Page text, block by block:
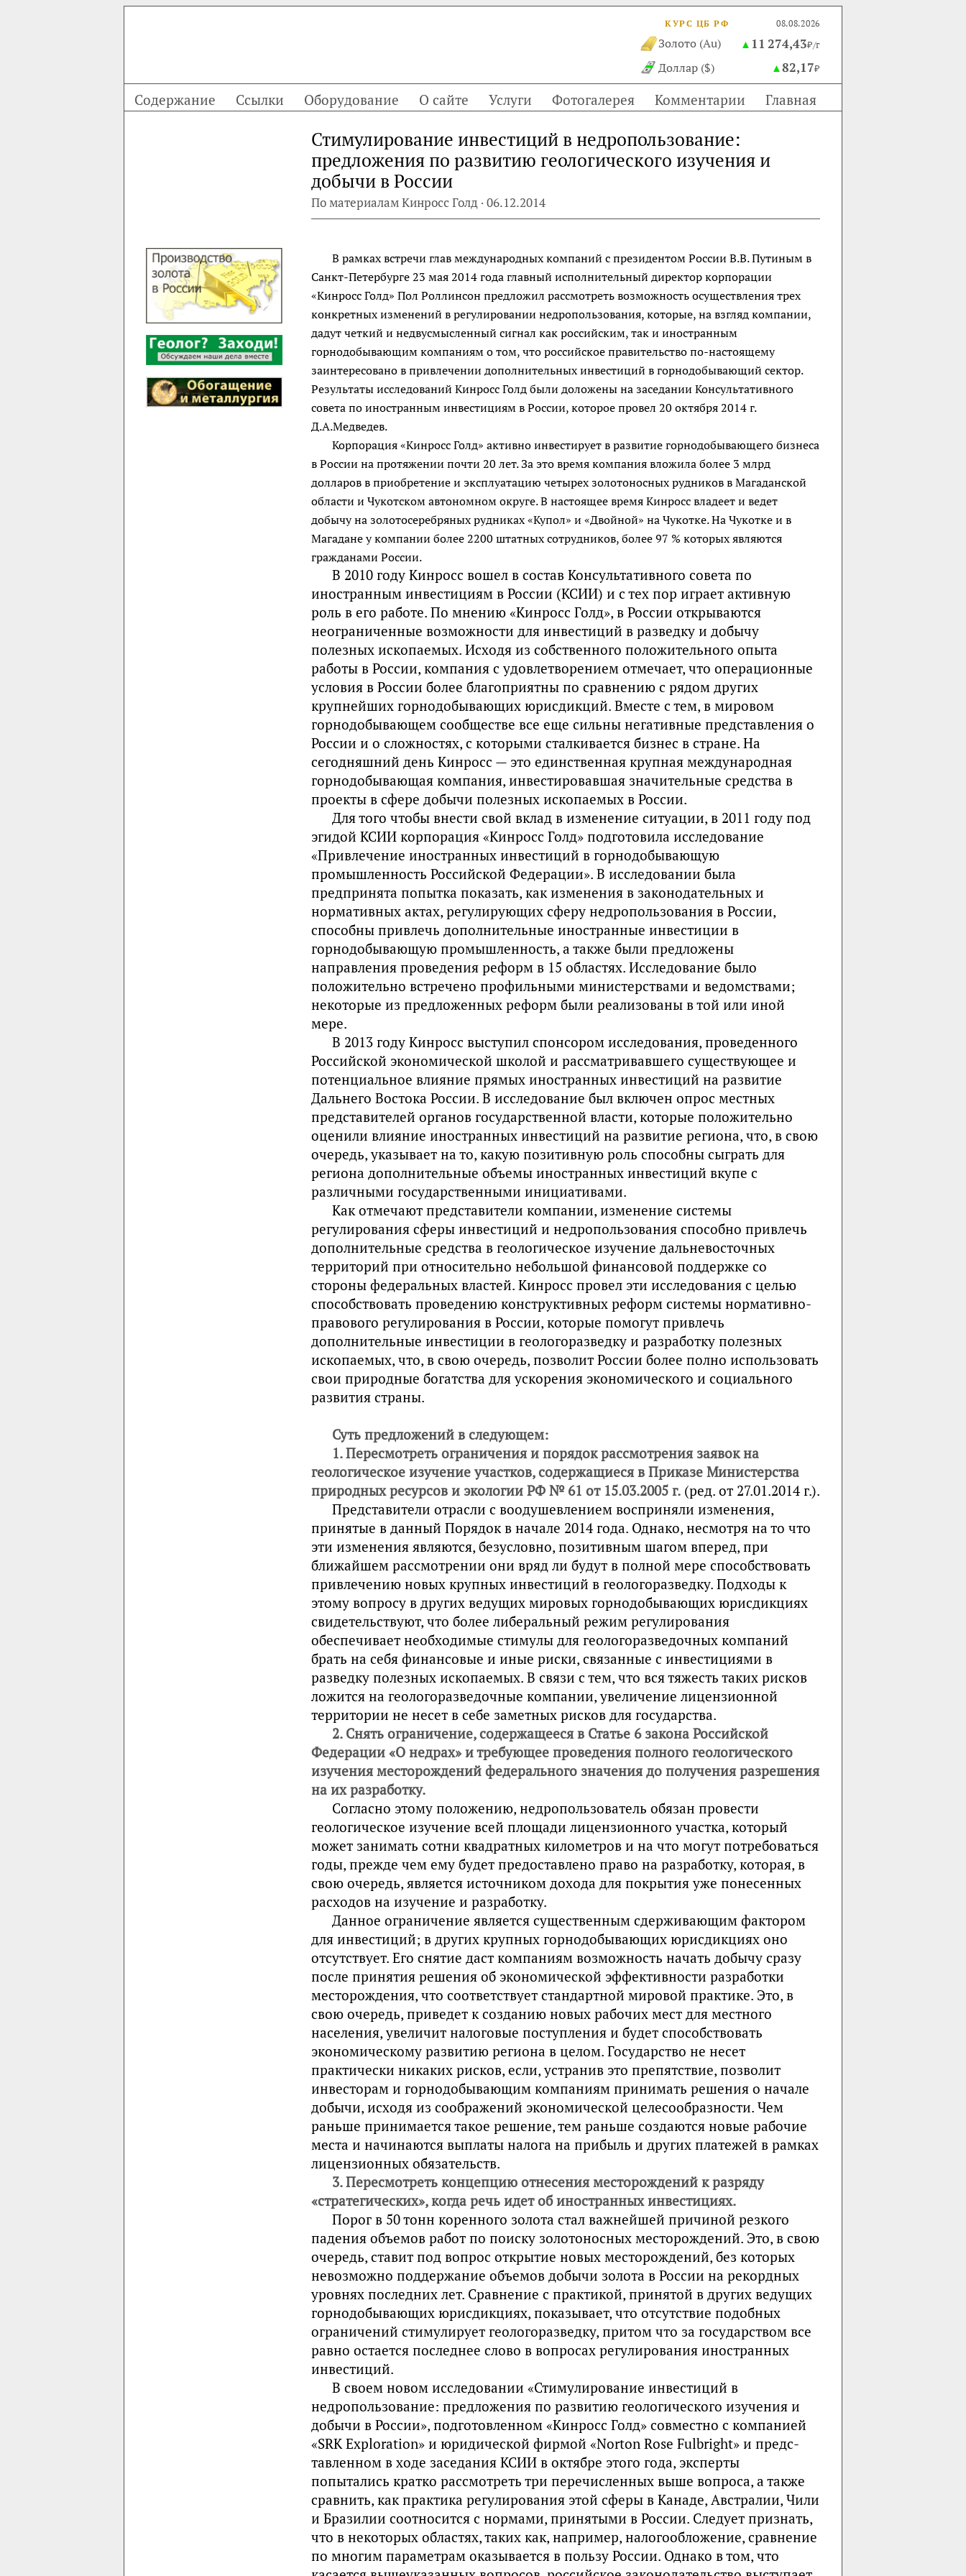
КУРС ЦБ РФ 08.08.2026
Золото (Au) ▲ 11 274,43₽/г
Доллар ($) ▲82,17₽
Содержание Ссылки Оборудование О сайте Услуги Фотогалерея Комментарии Главная
Стимулирование инвестиций в недропользование:
предложения по развитию геологического изучения и
добычи в России
По материалам Кинросс Голд · 06.12.2014
В рамках встречи глав международных компаний с президентом России В.В. Путиным в
Санкт-Петербурге 23 мая 2014 года главный исполнительный директор корпорации
«Кинросс Голд» Пол Роллинсон предложил рассмотреть возможность осуществления трех
конкретных изменений в регулировании недропользования, которые, на взгляд компании,
дадут четкий и недвусмысленный сигнал как российским, так и иностранным
горнодобывающим компаниям о том, что российское правительство по-настоящему
заинтересовано в привлечении дополнительных инвестиций в горнодобывающий сектор.
Результаты исследований Кинросс Голд были доложены на заседании Консультативного
совета по иностранным инвестициям в России, которое провел 20 октября 2014 г.
Д.А.Медведев.
Корпорация «Кинросс Голд» активно инвестирует в развитие горнодобывающего бизнеса
в России на протяжении почти 20 лет. За это время компания вложила более 3 млрд
долларов в приобретение и эксплуатацию четырех золотоносных рудников в Магаданской
области и Чукотском автономном округе. В настоящее время Кинросс владеет и ведет
добычу на золотосеребряных рудниках «Купол» и «Двойной» на Чукотке. На Чукотке и в
Магадане у компании более 2200 штатных сотрудников, более 97 % которых являются
гражданами России.
В 2010 году Кинросс вошел в состав Консультативного совета по
иностранным инвестициям в России (КСИИ) и с тех пор играет активную
роль в его работе. По мнению «Кинросс Голд», в России открываются
неограниченные возможности для инвестиций в разведку и добычу
полезных ископаемых. Исходя из собственного положительного опыта
работы в России, компания с удовлетворением отмечает, что операционные
условия в России более благоприятны по сравнению с рядом других
крупнейших горнодобывающих юрисдикций. Вместе с тем, в мировом
горнодобывающем сообществе все еще сильны негативные представления о
России и о сложностях, с которыми сталкивается бизнес в стране. На
сегодняшний день Кинросс — это единственная крупная международная
горнодобывающая компания, инвестировавшая значительные средства в
проекты в сфере добычи полезных ископаемых в России.
Для того чтобы внести свой вклад в изменение ситуации, в 2011 году под
эгидой КСИИ корпорация «Кинросс Голд» подготовила исследование
«Привлечение иностранных инвестиций в горнодобывающую
промышленность Российской Федерации». В исследовании была
предпринята попытка показать, как изменения в законодательных и
нормативных актах, регулирующих сферу недропользования в России,
способны привлечь дополнительные иностранные инвестиции в
горнодобывающую промышленность, а также были предложены
направления проведения реформ в 15 областях. Исследование было
положительно встречено профильными министерствами и ведомствами;
некоторые из предложенных реформ были реализованы в той или иной
мере.
В 2013 году Кинросс выступил спонсором исследования, проведенного
Российской экономической школой и рассматривавшего существующее и
потенциальное влияние прямых иностранных инвестиций на развитие
Дальнего Востока России. В исследование был включен опрос местных
представителей органов государственной власти, которые положительно
оценили влияние иностранных инвестиций на развитие региона, что, в свою
очередь, указывает на то, какую позитивную роль способны сыграть для
региона дополнительные объемы иностранных инвестиций вкупе с
различными государственными инициативами.
Как отмечают представители компании, изменение системы
регулирования сферы инвестиций и недропользования способно привлечь
дополнительные средства в геологическое изучение дальневосточных
территорий при относительно небольшой финансовой поддержке со
стороны федеральных властей. Кинросс провел эти исследования с целью
способствовать проведению конструктивных реформ системы нормативно-
правового регулирования в России, которые помогут привлечь
дополнительные инвестиции в геологоразведку и разработку полезных
ископаемых, что, в свою очередь, позволит России более полно использовать
свои природные богатства для ускорения экономического и социального
развития страны.
Суть предложений в следующем:
1. Пересмотреть ограничения и порядок рассмотрения заявок на
геологическое изучение участков, содержащиеся в Приказе Министерства
природных ресурсов и экологии РФ № 61 от 15.03.2005 г. (ред. от 27.01.2014 г.).
Представители отрасли с воодушевлением восприняли изменения,
принятые в данный Порядок в начале 2014 года. Однако, несмотря на то что
эти изменения являются, безусловно, позитивным шагом вперед, при
ближайшем рассмотрении они вряд ли будут в полной мере способствовать
привлечению новых крупных инвестиций в геологоразведку. Подходы к
этому вопросу в других ведущих мировых горнодобывающих юрисдикциях
свидетельствуют, что более либеральный режим регулирования
обеспечивает необходимые стимулы для геологоразведочных компаний
брать на себя финансовые и иные риски, связанные с инвестициями в
разведку полезных ископаемых. В связи с тем, что вся тяжесть таких рисков
ложится на геологоразведочные компании, увеличение лицензионной
территории не несет в себе заметных рисков для государства.
2. Снять ограничение, содержащееся в Статье 6 закона Российской
Федерации «О недрах» и требующее проведения полного геологического
изучения месторождений федерального значения до получения разрешения
на их разработку.
Согласно этому положению, недропользователь обязан провести
геологическое изучение всей площади лицензионного участка, который
может занимать сотни квадратных километров и на что могут потребоваться
годы, прежде чем ему будет предоставлено право на разработку, которая, в
свою очередь, является источником дохода для покрытия уже понесенных
расходов на изучение и разработку.
Данное ограничение является существенным сдерживающим фактором
для инвестиций; в других крупных горнодобывающих юрисдикциях оно
отсутствует. Его снятие даст компаниям возможность начать добычу сразу
после принятия решения об экономической эффективности разработки
месторождения, что соответствует стандартной мировой практике. Это, в
свою очередь, приведет к созданию новых рабочих мест для местного
населения, увеличит налоговые поступления и будет способствовать
экономическому развитию региона в целом. Государство не несет
практически никаких рисков, если, устранив это препятствие, позволит
инвесторам и горнодобывающим компаниям принимать решения о начале
добычи, исходя из соображений экономической целесообразности. Чем
раньше принимается такое решение, тем раньше создаются новые рабочие
места и начинаются выплаты налога на прибыль и других платежей в рамках
лицензионных обязательств.
3. Пересмотреть концепцию отнесения месторождений к разряду
«стратегических», когда речь идет об иностранных инвестициях.
Порог в 50 тонн коренного золота стал важнейшей причиной резкого
падения объемов работ по поиску золотоносных месторождений. Это, в свою
очередь, ставит под вопрос открытие новых месторождений, без которых
невозможно поддержание объемов добычи золота в России на рекордных
уровнях последних лет. Сравнение с практикой, принятой в других ведущих
горнодобывающих юрисдикциях, показывает, что отсутствие подобных
ограничений стимулирует геологоразведку, притом что за государством все
равно остается последнее слово в вопросах регулирования иностранных
инвестиций.
В своем новом исследовании «Стимулирование инвестиций в
недропользование: предложения по развитию геологического изучения и
добычи в России», подготовленном «Кинросс Голд» совместно с компанией
«SRK Exploration» и юридической фирмой «Norton Rose Fulbright» и предс-
тавленном в ходе заседания КСИИ в октябре этого года, эксперты
попытались кратко рассмотреть три перечисленных выше вопроса, а также
сравнить, как практика регулирования этой сферы в Канаде, Австралии, Чили
и Бразилии соотносится с нормами, принятыми в России. Следует признать,
что в некоторых областях, таких как, например, налогообложение, сравнение
по многим параметрам оказывается в пользу России. Однако в том, что